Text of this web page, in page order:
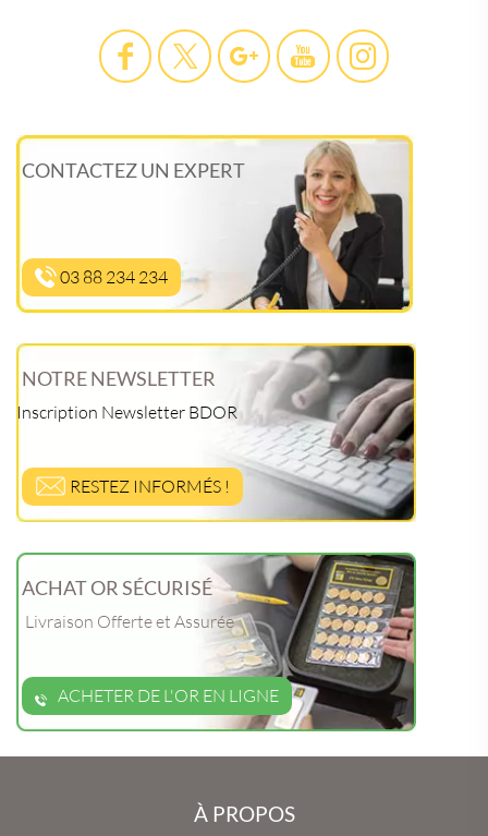
CONTACTEZ UN EXPERT
03 88 234 234
NOTRE NEWSLETTER
Inscription Newsletter BDOR
RESTEZ INFORMÉS !
ACHAT OR SÉCURISÉ
Livraison Offerte et Assurée
ACHETER DE L'OR EN LIGNE
À PROPOS